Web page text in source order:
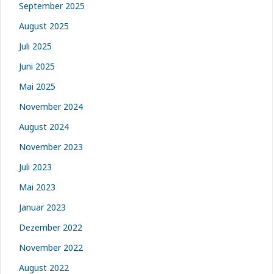
September 2025
August 2025
Juli 2025
Juni 2025
Mai 2025
November 2024
August 2024
November 2023
Juli 2023
Mai 2023
Januar 2023
Dezember 2022
November 2022
August 2022